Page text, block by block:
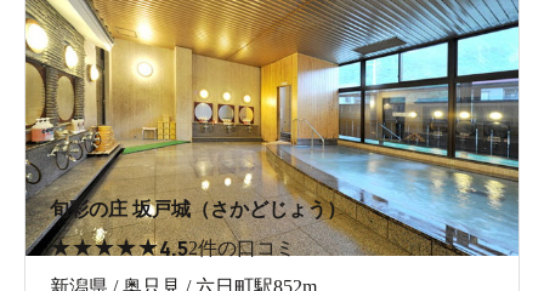
旬彩の庄 坂戸城（さかどじょう）
★★★★★4.52件の口コミ